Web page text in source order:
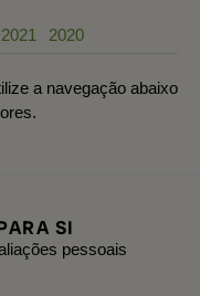
2021 2020
a navegação abaixo
SI
pessoais